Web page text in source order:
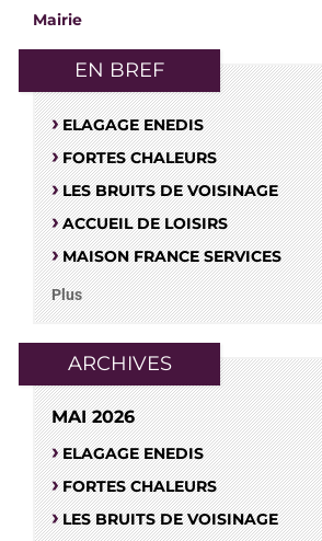
Mairie
EN BREF
ELAGAGE ENEDIS
FORTES CHALEURS
LES BRUITS DE VOISINAGE
ACCUEIL DE LOISIRS
MAISON FRANCE SERVICES
Plus
ARCHIVES
MAI 2026
ELAGAGE ENEDIS
FORTES CHALEURS
LES BRUITS DE VOISINAGE